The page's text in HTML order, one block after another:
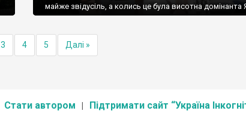
майже звідусіль, а колись це була висотна домінанта
3 4 5 Далі »
Стати автором Підтримати сайт “Україна